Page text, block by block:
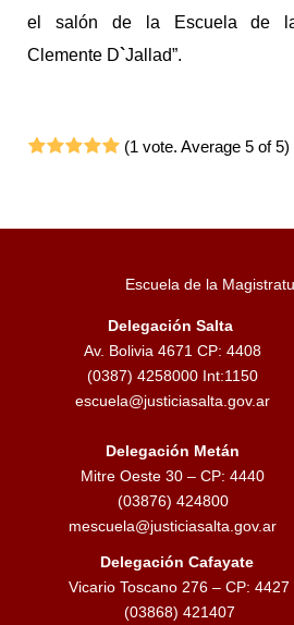
el salón de la Escuela de la
Clemente D`Jallad”.
(1 vote. Average 5 of 5)
Escuela de la
Delegación Salta
Av. Bolivia 4671 CP: 4408
(0387) 4258000 Int:1150
escuela@justiciasalta.gov.ar
Delegación Metán
Mitre Oeste 30 – CP: 4440
(03876) 424800
mescuela@justiciasalta.gov.ar
Delegación Cafayate
Vicario Toscano 276 – CP: 4427
(03868) 421407